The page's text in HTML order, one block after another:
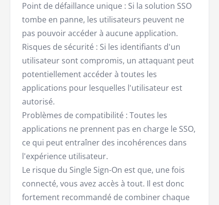
Point de défaillance unique : Si la solution SSO
tombe en panne, les utilisateurs peuvent ne
pas pouvoir accéder à aucune application.
Risques de sécurité : Si les identifiants d'un
utilisateur sont compromis, un attaquant peut
potentiellement accéder à toutes les
applications pour lesquelles l'utilisateur est
autorisé.
Problèmes de compatibilité : Toutes les
applications ne prennent pas en charge le SSO,
ce qui peut entraîner des incohérences dans
l'expérience utilisateur.
Le risque du Single Sign-On est que, une fois
connecté, vous avez accès à tout. Il est donc
fortement recommandé de combiner chaque